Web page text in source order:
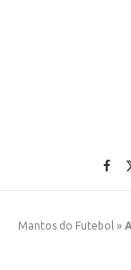
Mantos do Futebol »